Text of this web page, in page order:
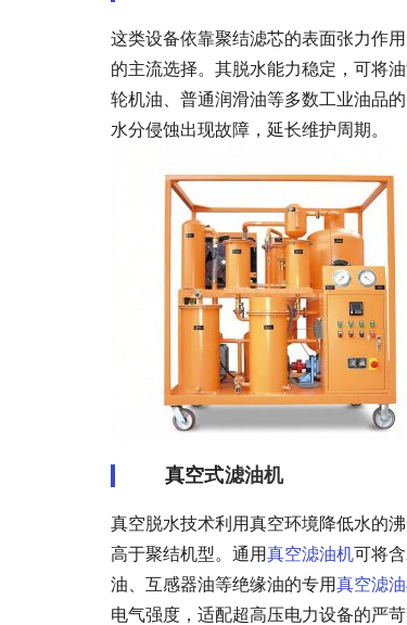
这类设备依靠聚结滤芯的表面张力作
的主流选择。其脱水能力稳定，可将
轮机油、普通润滑油等多数工业油品
水分侵蚀出现故障，延长维护周期。
真空式滤油机
真空脱水技术利用真空环境降低水的
高于聚结机型。通用真空滤油机可将
油、互感器油等绝缘油的专用真空滤
电气强度，适配超高压电力设备的严苛